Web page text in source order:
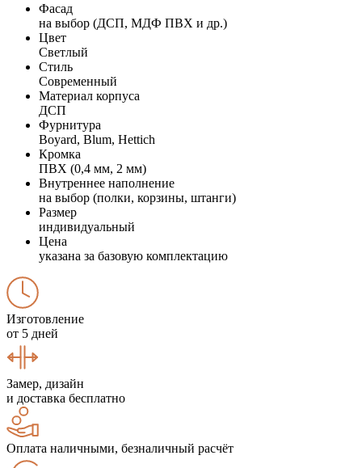
Фасад
на выбор (ДСП, МДФ ПВХ и др.)
Цвет
Светлый
Стиль
Современный
Материал корпуса
ДСП
Фурнитура
Boyard, Blum, Hettich
Кромка
ПВХ (0,4 мм, 2 мм)
Внутреннее наполнение
на выбор (полки, корзины, штанги)
Размер
индивидуальный
Цена
указана за базовую комплектацию
Изготовление
от 5 дней
Замер, дизайн
и доставка бесплатно
Оплата наличными, безналичный расчёт